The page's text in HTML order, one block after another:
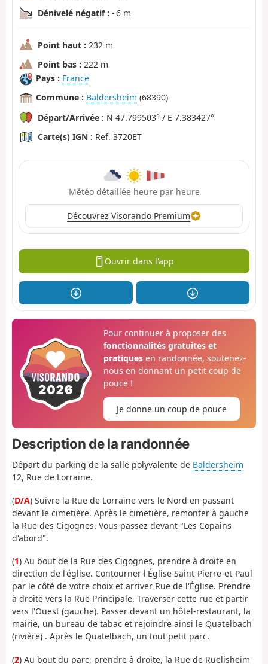
Dénivelé négatif : - 6 m
Point haut : 232 m
Point bas : 222 m
Pays : France
Commune : Baldersheim (68390)
Départ/Arrivée : N 47.799503° / E 7.383427°
Carte(s) IGN : Ref. 3720ET
Météo détaillée heure par heure
Découvrez Visorando Premium
Ouvrir dans l'app
Pour continuer à proposer des
fonctionnalités gratuites et
pratiquesen randonnée, soutenez-
nous en donnant un petit coup de
pouce !
Je donne un coup de pouce
Description de la randonnée
Départ du parking de la salle polyvalente de Baldersheim
12, Rue de Lorraine.
(D/A) Suivre la Rue de Lorraine vers le Nord en passant
devant le cimetière. Après le cimetière, remonter à gauche
la Rue des Cigognes. Vous passez devant "Les Copains
d'abord".
(1) Au bout de la Rue des Cigognes, prendre à droite en
direction de l'église. Contourner l'Église Saint-Pierre-et-Paul
par le côté de votre choix et arriver Rue de l'Église. Prendre
à droite vers la Rue Principale. Traverser cette rue et partir
vers l'Ouest (gauche). Passer devant un hôtel-restaurant, la
mairie, un bureau de tabac et rejoindre ainsi le Quatelbach
(rivière) . Après le Quatelbach, un tout petit parc.
(2) Au bout du parc, prendre à droite, la Rue de Ruelisheim